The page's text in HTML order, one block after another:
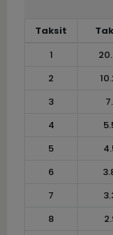
Taksit
1
2
3
4
5
6
7
8